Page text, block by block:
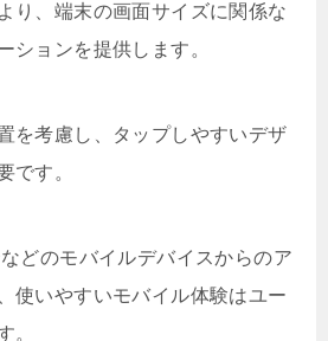
り、端末の画面サイズに関係な
ションを提供します。
を考慮し、タップしやすいデザ
です。
どのモバイルデバイスからのア
使いやすいモバイル体験はユー
。